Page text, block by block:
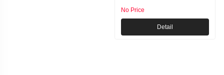
No Price
Detail